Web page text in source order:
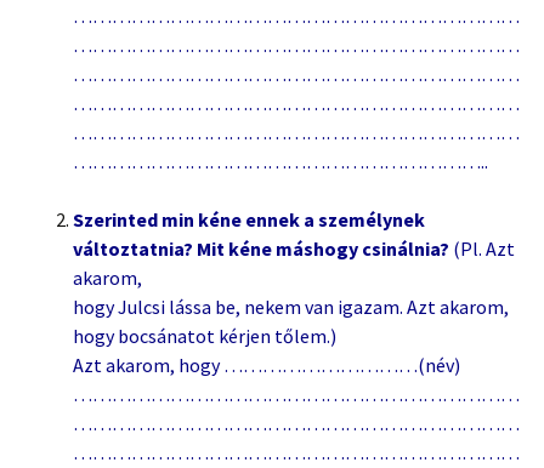
……………………………………………………………
……………………………………………………………
……………………………………………………………
……………………………………………………………
……………………………………………………………
………………………………………………………..
Szerinted min kéne ennek a személynek
változtatnia? Mit kéne máshogy csinálnia? (Pl. Azt
akarom,
hogy Julcsi lássa be, nekem van igazam. Azt akarom,
hogy bocsánatot kérjen tőlem.)
Azt akarom, hogy …………………………(név)
……………………………………………………………
……………………………………………………………
……………………………………………………………